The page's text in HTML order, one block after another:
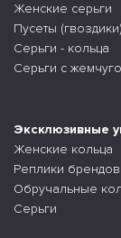
Женские серьги
Пусеты (гвоздики)
Серьги - кольца
Серьги с
Эксклюзивные
Женские кольца
Реплики брендов
Обручальные
Серьги